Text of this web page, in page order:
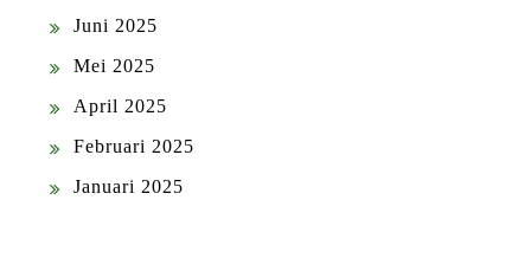
Juni 2025
Mei 2025
April 2025
Februari 2025
Januari 2025